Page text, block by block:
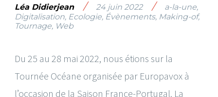
Léa Didierjean / 24 juin 2022 / a-la-une,
Digitalisation, Ecologie, Évènements, Making-of,
Tournage, Web
Du 25 au 28 mai 2022, nous étions sur la
Tournée Océane organisée par Europavox à
l’occasion de la Saison France-Portugal. La